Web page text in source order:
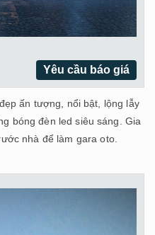
Yêu cầu báo giá
ấn tượng, nổi bật, lộng lẫy
bóng đèn led siêu sáng. Gia
nhà để làm gara oto.